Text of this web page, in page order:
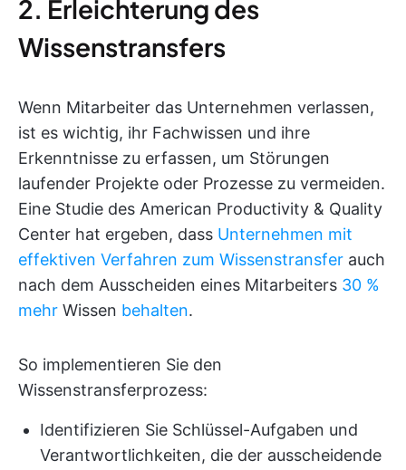
2. Erleichterung des
Wissenstransfers
Wenn Mitarbeiter das Unternehmen verlassen,
ist es wichtig, ihr Fachwissen und ihre
Erkenntnisse zu erfassen, um Störungen
laufender Projekte oder Prozesse zu vermeiden.
Eine Studie des American Productivity & Quality
Center hat ergeben, dass Unternehmen mit
effektiven Verfahren zum Wissenstransfer auch
nach dem Ausscheiden eines Mitarbeiters 30 %
mehr Wissen behalten.
So implementieren Sie den
Wissenstransferprozess:
Identifizieren Sie Schlüssel-Aufgaben und
Verantwortlichkeiten, die der ausscheidende